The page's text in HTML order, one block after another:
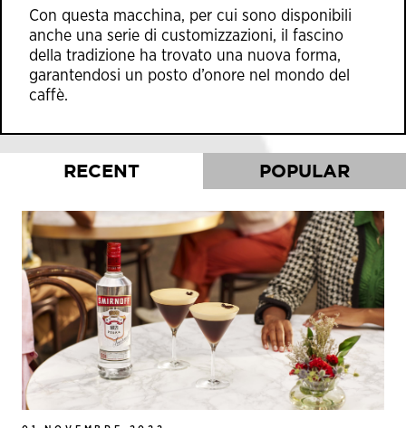
Con questa macchina, per cui sono disponibili
anche una serie di customizzazioni, il fascino
della tradizione ha trovato una nuova forma,
garantendosi un posto d’onore nel mondo del
caffè.
RECENT POPULAR